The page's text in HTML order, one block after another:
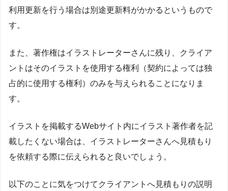
利用更新を行う場合は別途更新料がかかるというもので
す。
また、著作権はイラストレーターさんに残り、クライア
ントはそのイラストを使用する権利（契約によっては独
占的に使用する権利）のみを与えられることになりま
す。
イラストを掲載するWebサイト内にイラスト著作者を記
載したくない場合は、イラストレーターさんへ見積もり
を依頼する際に伝えられると良いでしょう。
以下のことに気をつけてクライアントへ見積もりの説明